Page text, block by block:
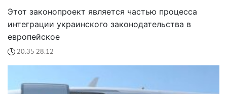
Этот законопроект является частью процесса
интеграции украинского законодательства в
европейское
20:35 28.12